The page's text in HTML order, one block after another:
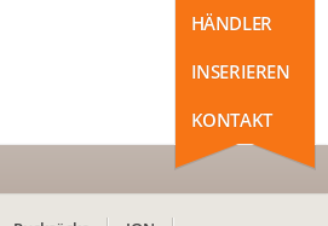
HÄNDLER
INSERIEREN
KONTAKT